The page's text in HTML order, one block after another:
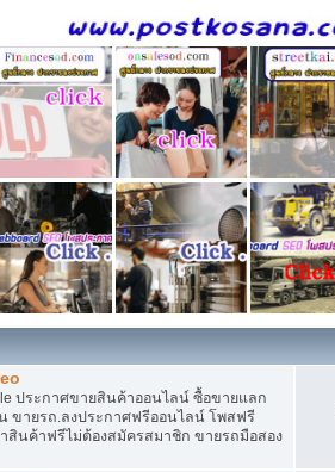
ประกาศขายสินค้าออนไลน์ ซื้อขายแลก
ขายรถ.ลงประกาศฟรีออนไลน์ โพสฟรี
นค้าฟรีไม่ต้องสมัครสมาชิก ขายรถมือสอง